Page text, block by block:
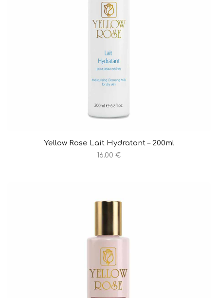
Yellow Rose Lait Hydratant – 200ml
16.00 €